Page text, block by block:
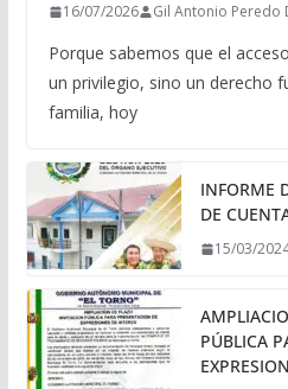
16/07/2026 Gil Antonio Peredo
Porque sabemos que el
un privilegio, sino un derecho
familia, hoy
INFORME
DE
15/03/
PÚBLICA